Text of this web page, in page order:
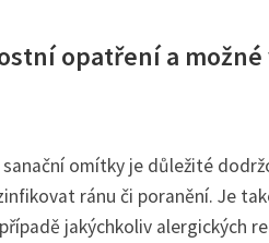
opatření a
sanační omítky je důležité
ránu či poranění. Je
jakýchkoliv alergických